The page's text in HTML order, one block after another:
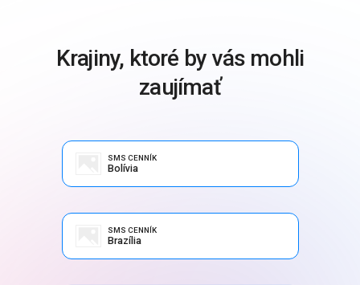
Krajiny, ktoré by vás mohli
zaujímať
SMS CENNÍK
Bolívia
SMS CENNÍK
Brazília